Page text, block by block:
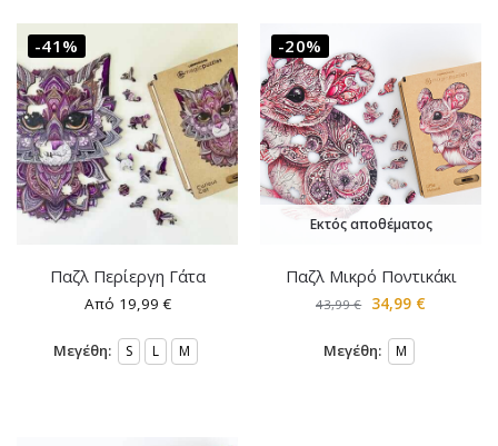
-41%
Παζλ Περίεργη Γάτα
Από 19,99€
Μεγέθη: S L M
-20%
Εκτός αποθέματος
Παζλ Μικρό Ποντικάκι
43,99€ 34,99 €
Μεγέθη: M